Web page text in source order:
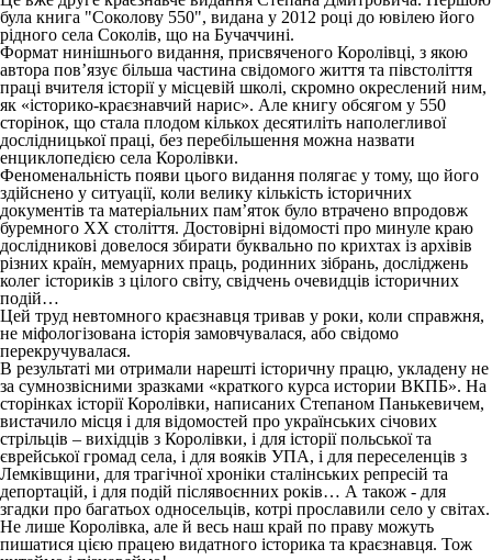
була книга "Соколову 550", видана у 2012 році до ювілею його
рідного села Соколів, що на Бучаччині.
Формат нинішнього видання, присвяченого Королівці, з якою
автора пов’язує більша частина свідомого життя та півстоліття
праці вчителя історії у місцевій школі, скромно окреслений ним,
як «історико-краєзнавчий нарис». Але книгу обсягом у 550
сторінок, що стала плодом кількох десятиліть наполегливої
дослідницької праці, без перебільшення можна назвати
енциклопедією села Королівки.
Феноменальність появи цього видання полягає у тому, що його
здійснено у ситуації, коли велику кількість історичних
документів та матеріальних пам’яток було втрачено впродовж
буремного ХХ століття. Достовірні відомості про минуле краю
дослідникові довелося збирати буквально по крихтах із архівів
різних країн, мемуарних праць, родинних зібрань, досліджень
колег істориків з цілого світу, свідчень очевидців історичних
подій…
Цей труд невтомного краєзнавця тривав у роки, коли справжня,
не міфологізована історія замовчувалася, або свідомо
перекручувалася.
В результаті ми отримали нарешті історичну працю, укладену не
за сумнозвісними зразками «краткого курса истории ВКПБ». На
сторінках історії Королівки, написаних Степаном Панькевичем,
вистачило місця і для відомостей про українських січових
стрільців – вихідців з Королівки, і для історії польської та
єврейської громад села, і для вояків УПА, і для переселенців з
Лемківщини, для трагічної хроніки сталінських репресій та
депортацій, і для подій післявоєнних років… А також - для
згадки про багатьох односельців, котрі прославили село у світах.
Не лише Королівка, але й весь наш край по праву можуть
пишатися цією працею видатного історика та краєзнавця. Тож